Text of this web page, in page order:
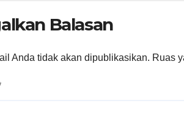
Balasan
Anda tidak akan dipublikasikan. Ruas